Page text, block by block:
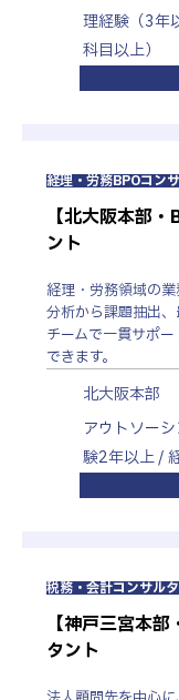
理経験（3年
科目以上）
経理・労務BPOコン
【北大阪本部
ント
経理・労務領域の
分析から課題抽出
チームで一貫サポ
できます。
北大阪本部
アウトソー
験2年以上 /
税務・会計コンサル
【神戸三宮本
タント